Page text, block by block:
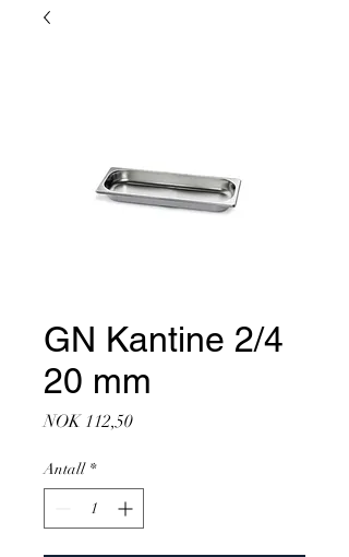
GN Kantine 2/4
20 mm
NOK 112,50Pris
Antall *